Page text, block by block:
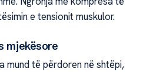
e tensionit muskulor.
mjekësore
mund të përdoren në shtëpi,